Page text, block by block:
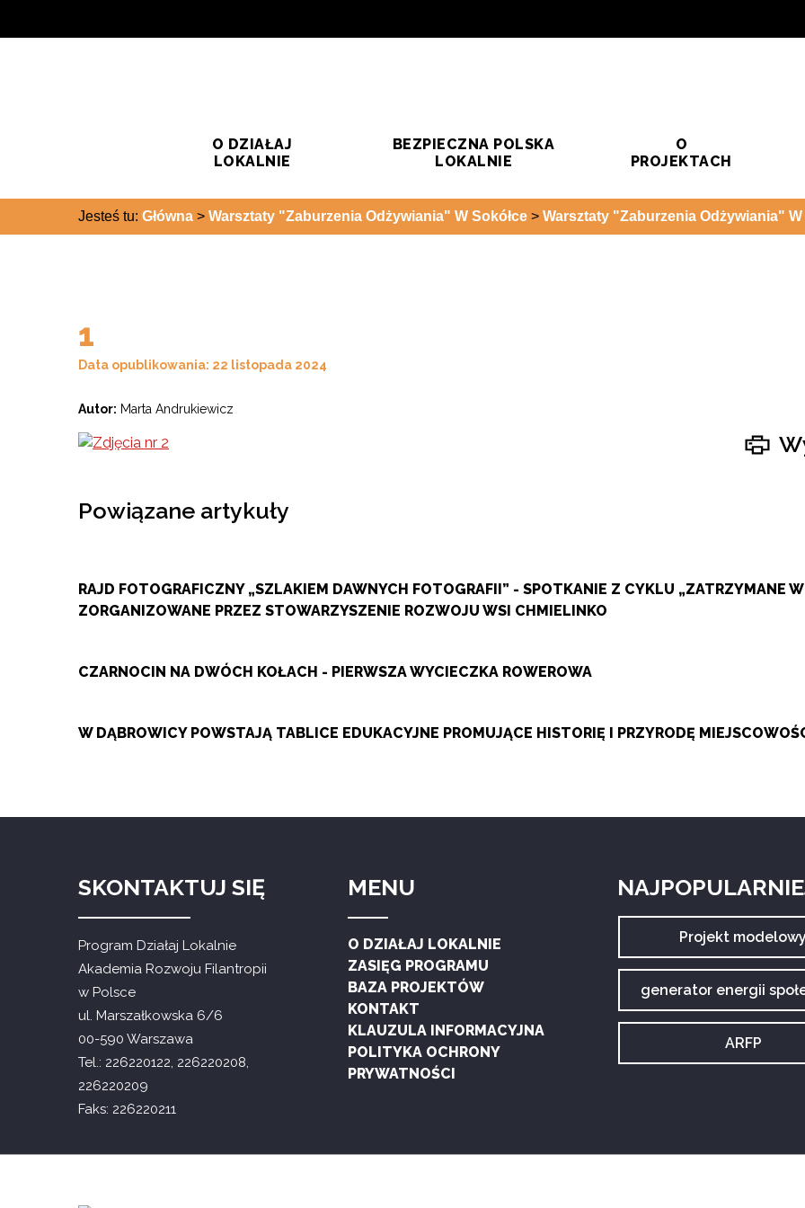
O DZIAŁAJ
LOKALNIE
BEZPIECZNA POLSKA
LOKALNIE
O
PROJEKTACH
Jesteś tu: Główna > Warsztaty "Zaburzenia Odżywiania" W Sokółce > Warsztaty "Zaburzenia Odżywiania" W
1
Data opublikowania: 22 listopada 2024
Autor: Marta Andrukiewicz
Powiązane artykuły
RAJD FOTOGRAFICZNY „SZLAKIEM DAWNYCH FOTOGRAFII” - SPOTKANIE Z CYKLU „ZATRZYMANE
ZORGANIZOWANE PRZEZ STOWARZYSZENIE ROZWOJU WSI CHMIELINKO
CZARNOCIN NA DWÓCH KOŁACH - PIERWSZA WYCIECZKA ROWEROWA
W DĄBROWICY POWSTAJĄ TABLICE EDUKACYJNE PROMUJĄCE HISTORIĘ I PRZYRODĘ
SKONTAKTUJ SIĘ
Program Działaj Lokalnie
Akademia Rozwoju Filantropii
w Polsce
ul. Marszałkowska 6/6
00-590 Warszawa
Tel.: 226220122, 226220208,
226220209
Faks: 226220211
MENU
O DZIAŁAJ LOKALNIE
ZASIĘG PROGRAMU
BAZA PROJEKTÓW
KONTAKT
KLAUZULA INFORMACYJNA
POLITYKA OCHRONY
PRYWATNOŚCI
Archiwum
tagu:
Projekt modelowy
Archiwum
tagu:
generator energii
Archiwum
tagu:
ARFP